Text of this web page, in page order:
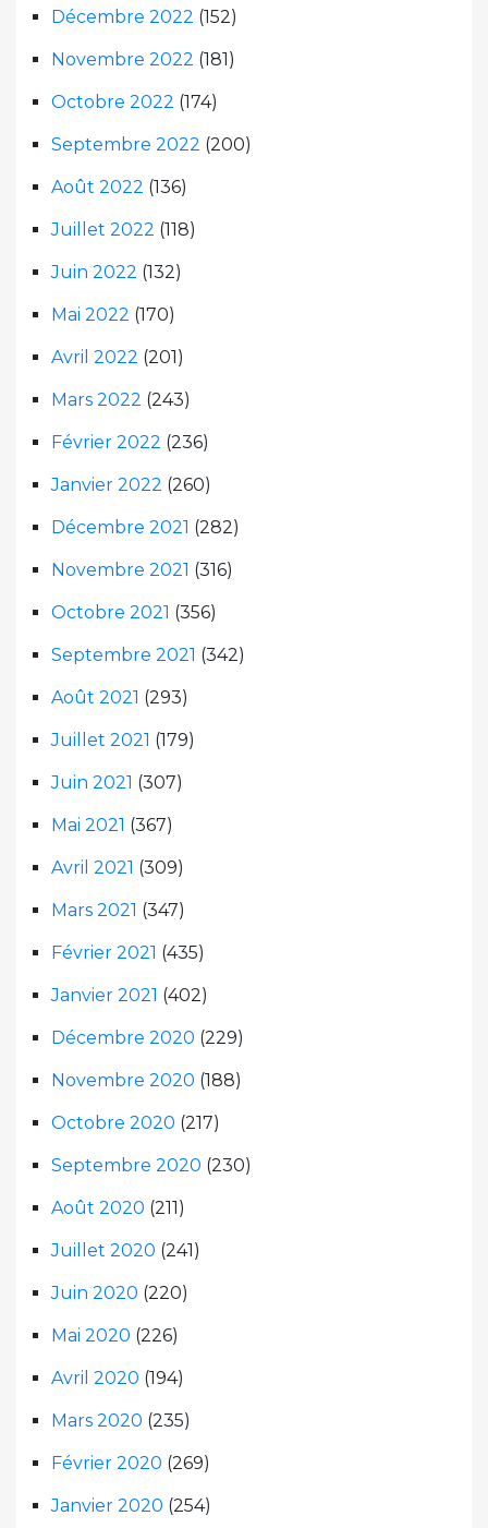
Décembre 2022 (152)
Novembre 2022 (181)
Octobre 2022 (174)
Septembre 2022 (200)
Août 2022 (136)
Juillet 2022 (118)
Juin 2022 (132)
Mai 2022 (170)
Avril 2022 (201)
Mars 2022 (243)
Février 2022 (236)
Janvier 2022 (260)
Décembre 2021 (282)
Novembre 2021 (316)
Octobre 2021 (356)
Septembre 2021 (342)
Août 2021 (293)
Juillet 2021 (179)
Juin 2021 (307)
Mai 2021 (367)
Avril 2021 (309)
Mars 2021 (347)
Février 2021 (435)
Janvier 2021 (402)
Décembre 2020 (229)
Novembre 2020 (188)
Octobre 2020 (217)
Septembre 2020 (230)
Août 2020 (211)
Juillet 2020 (241)
Juin 2020 (220)
Mai 2020 (226)
Avril 2020 (194)
Mars 2020 (235)
Février 2020 (269)
Janvier 2020 (254)